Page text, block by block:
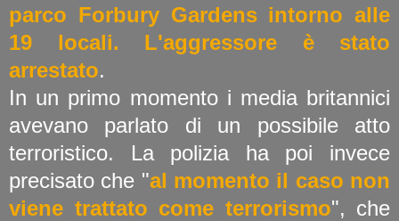
parco Forbury Gardens intorno alle
19 locali. L'aggressore è stato
arrestato.
In un primo momento i media britannici
avevano parlato di un possibile atto
terroristico. La polizia ha poi invece
precisato che "al momento il caso non
viene trattato come terrorismo", che